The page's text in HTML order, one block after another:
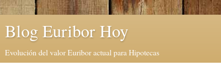
Blog Euribor Hoy
Evolución del valor Euribor actual para Hipotecas